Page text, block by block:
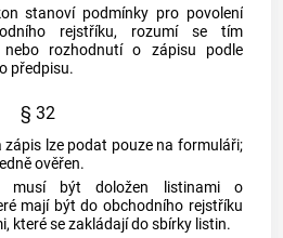
stanoví podmínky pro povolení
rejstříku, rozumí se tím
nebo rozhodnutí o zápisu podle
předpisu.
§ 32
zápis lze podat pouze na formuláři;
ověřen.
musí být doložen listinami o
mají být do obchodního rejstříku
které se zakládají do sbírky listin.